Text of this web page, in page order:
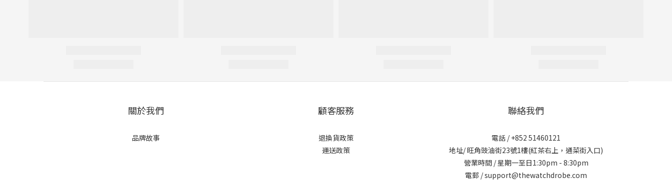
關於我們
品牌故事
顧客服務
退換貨政策
運送政策
聯絡我們
電話 / +852 51460121
地址/ 旺角豉油街23號1樓(紅茶右上，通菜街入口)
營業時間 / 星期一至日1:30pm - 8:30pm
電郵 / support@thewatchdrobe.com